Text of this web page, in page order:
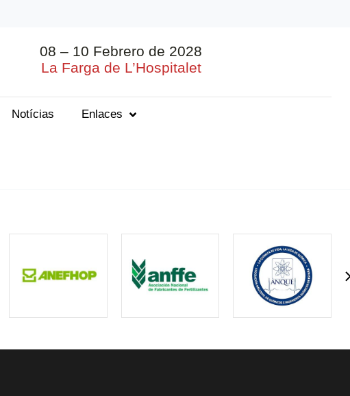
08 – 10 Febrero de 2028
La Farga de L’Hospitalet
Notícias Enlaces